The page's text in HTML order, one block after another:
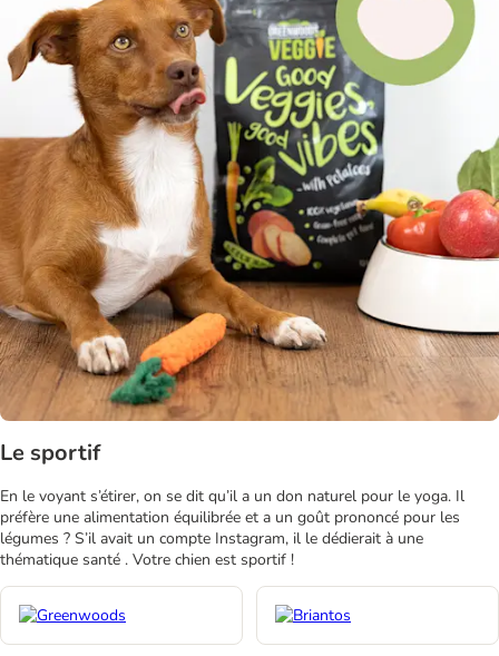
Le sportif
En le voyant s’étirer, on se dit qu’il a un don naturel pour le yoga. Il
préfère une alimentation équilibrée et a un goût prononcé pour les
légumes ? S’il avait un compte Instagram, il le dédierait à une
thématique santé . Votre chien est sportif !